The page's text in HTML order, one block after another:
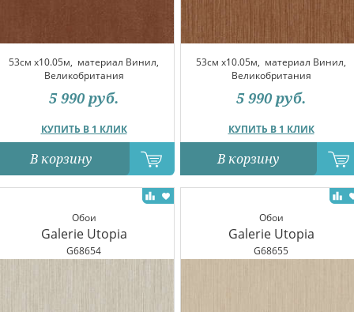
53см x10.05м, материал Винил,
Великобритания
КУПИТЬ В 1 КЛИК
5 990 руб.
В корзину
53см x10.05м, материал Винил,
Великобритания
КУПИТЬ В 1 КЛИК
5 990 руб.
В корзину
Обои
Galerie Utopia
G68654
Обои
Galerie Utopia
G68655